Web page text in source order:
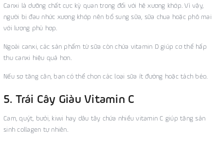
Canxi là dưỡng chất cực kỳ quan trọng đối với hệ xương khớp. Vì vậy,
người bị đau nhức xương khớp nên bổ sung sữa, sữa chua hoặc phô mai
với lượng phù hợp.
Ngoài canxi, các sản phẩm từ sữa còn chứa vitamin D giúp cơ thể hấp
thu canxi hiệu quả hơn.
Nếu sợ tăng cân, bạn có thể chọn các loại sữa ít đường hoặc tách béo.
5. Trái Cây Giàu Vitamin C
Cam, quýt, bưởi, kiwi hay dâu tây chứa nhiều vitamin C giúp tăng sản
sinh collagen tự nhiên.